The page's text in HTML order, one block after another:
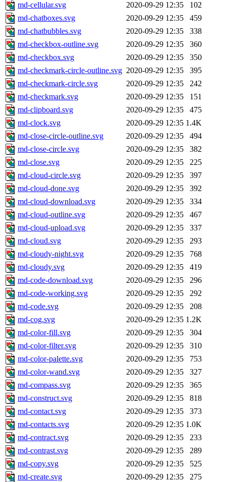
md-cellular.svg
2020-09-29 12:35
102
md-chatboxes.svg
2020-09-29 12:35
459
md-chatbubbles.svg
2020-09-29 12:35
338
md-checkbox-outline.svg
2020-09-29 12:35
360
md-checkbox.svg
2020-09-29 12:35
350
md-checkmark-circle-outline.svg 2020-09-29 12:35
395
md-checkmark-circle.svg
2020-09-29 12:35
242
md-checkmark.svg
2020-09-29 12:35
151
md-clipboard.svg
2020-09-29 12:35
475
md-clock.svg
2020-09-29 12:35 1.4K
md-close-circle-outline.svg
2020-09-29 12:35
494
md-close-circle.svg
2020-09-29 12:35
382
md-close.svg
2020-09-29 12:35
225
md-cloud-circle.svg
2020-09-29 12:35
397
md-cloud-done.svg
2020-09-29 12:35
392
md-cloud-download.svg
2020-09-29 12:35
334
md-cloud-outline.svg
2020-09-29 12:35
467
md-cloud-upload.svg
2020-09-29 12:35
337
md-cloud.svg
2020-09-29 12:35
293
md-cloudy-night.svg
2020-09-29 12:35
768
md-cloudy.svg
2020-09-29 12:35
419
md-code-download.svg
2020-09-29 12:35
296
md-code-working.svg
2020-09-29 12:35
292
md-code.svg
2020-09-29 12:35
208
md-cog.svg
2020-09-29 12:35 1.2K
md-color-fill.svg
2020-09-29 12:35
304
md-color-filter.svg
2020-09-29 12:35
310
md-color-palette.svg
2020-09-29 12:35
753
md-color-wand.svg
2020-09-29 12:35
327
md-compass.svg
2020-09-29 12:35
365
md-construct.svg
2020-09-29 12:35
818
md-contact.svg
2020-09-29 12:35
373
md-contacts.svg
2020-09-29 12:35 1.0K
md-contract.svg
2020-09-29 12:35
233
md-contrast.svg
2020-09-29 12:35
289
md-copy.svg
2020-09-29 12:35
525
md-create.svg
2020-09-29 12:35
275